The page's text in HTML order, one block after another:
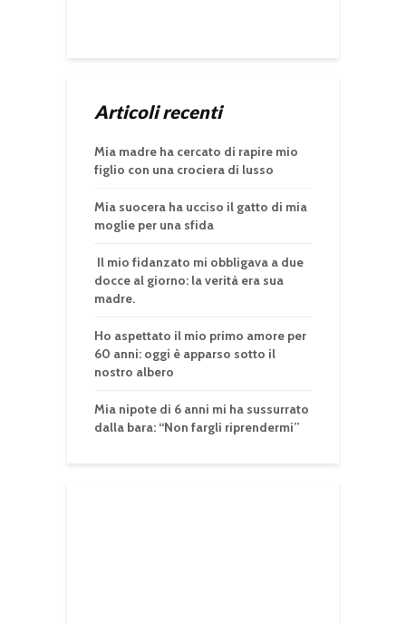
Articoli recenti
Mia madre ha cercato di rapire mio
figlio con una crociera di lusso
Mia suocera ha ucciso il gatto di mia
moglie per una sfida
Il mio fidanzato mi obbligava a due
docce al giorno: la verità era sua
madre.
Ho aspettato il mio primo amore per
60 anni: oggi è apparso sotto il
nostro albero
Mia nipote di 6 anni mi ha sussurrato
dalla bara: “Non fargli riprendermi”